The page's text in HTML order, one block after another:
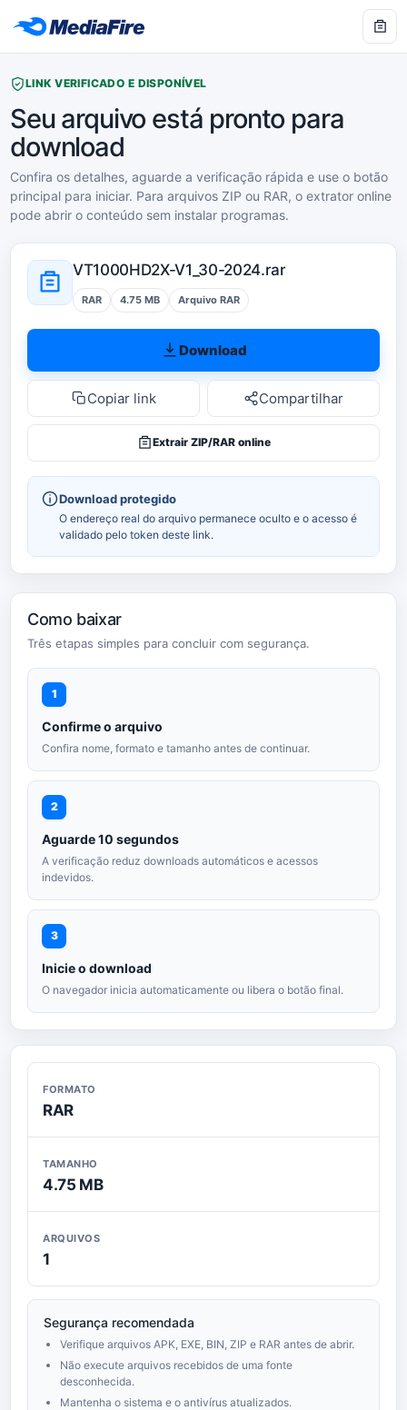
LINK VERIFICADO E DISPONÍVEL
Seu arquivo está pronto para
download
Confira os detalhes, aguarde a verificação rápida e use o botão
principal para iniciar. Para arquivos ZIP ou RAR, o extrator online
pode abrir o conteúdo sem instalar programas.
Como baixar
Três etapas simples para concluir com segurança.
1
Confirme o arquivo
Confira nome, formato e tamanho antes de continuar.
2
Aguarde 10 segundos
A verificação reduz downloads automáticos e acessos
indevidos.
3
Inicie o download
O navegador inicia automaticamente ou libera o botão final.
FORMATO
RAR
TAMANHO
4.75 MB
ARQUIVOS
1
Segurança recomendada
Verifique arquivos APK, EXE, BIN, ZIP e RAR antes de abrir.
Não execute arquivos recebidos de uma fonte
desconhecida.
Mantenha o sistema e o antivírus atualizados.
VT1000HD2X-V1_30-2024.rar
RAR 4.75 MB Arquivo RAR
Download
Copiar link Compartilhar
Extrair ZIP/RAR online
Download protegido
O endereço real do arquivo permanece oculto e o acesso é
validado pelo token deste link.